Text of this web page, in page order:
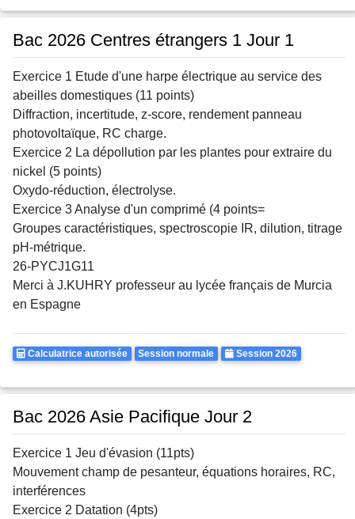
Bac 2026 Centres étrangers 1 Jour 1
Exercice 1 Etude d'une harpe électrique au service des
abeilles domestiques (11 points)
Diffraction, incertitude, z-score, rendement panneau
photovoltaïque, RC charge.
Exercice 2 La dépollution par les plantes pour extraire du
nickel (5 points)
Oxydo-réduction, électrolyse.
Exercice 3 Analyse d'un comprimé (4 points=
Groupes caractéristiques, spectroscopie IR, dilution, titrage
pH-métrique.
26-PYCJ1G11
Merci à J.KUHRY professeur au lycée français de Murcia
en Espagne
Calculatrice
Calculatrice autorisée Rattrapages
Session normale Annee
Session 2026
Bac 2026 Asie Pacifique Jour 2
Exercice 1 Jeu d'évasion (11pts)
Mouvement champ de pesanteur, équations horaires, RC,
interférences
Exercice 2 Datation (4pts)